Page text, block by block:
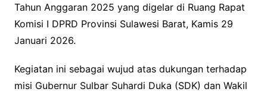
Tahun Anggaran 2025 yang digelar di Ruang Rapat
Komisi I DPRD Provinsi Sulawesi Barat, Kamis 29
Januari 2026.
Kegiatan ini sebagai wujud atas dukungan terhadap
misi Gubernur Sulbar Suhardi Duka (SDK) dan Wakil